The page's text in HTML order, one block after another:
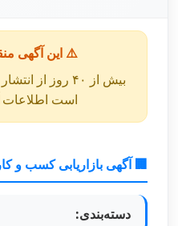
⚠️ این آگهی
بیش از ۴۰ روز
است اطلاعات
🏢 آگهی بازاریابی کسب و
دسته‌بندی: